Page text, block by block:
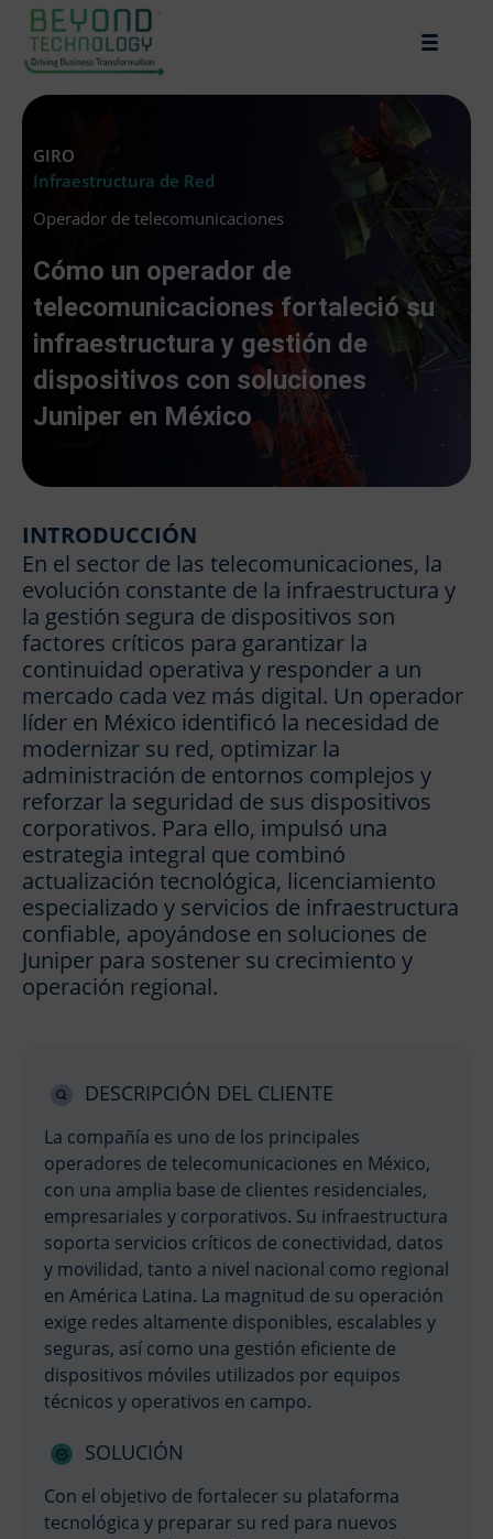
GIRO
Infraestructura de Red
Operador de telecomunicaciones
Cómo un operador de
telecomunicaciones fortaleció su
infraestructura y gestión de
dispositivos con soluciones
Juniper en México
INTRODUCCIÓN
En el sector de las telecomunicaciones, la
evolución constante de la infraestructura y
la gestión segura de dispositivos son
factores críticos para garantizar la
continuidad operativa y responder a un
mercado cada vez más digital. Un operador
líder en México identificó la necesidad de
modernizar su red, optimizar la
administración de entornos complejos y
reforzar la seguridad de sus dispositivos
corporativos. Para ello, impulsó una
estrategia integral que combinó
actualización tecnológica, licenciamiento
especializado y servicios de infraestructura
confiable, apoyándose en soluciones de
Juniper para sostener su crecimiento y
operación regional.
DESCRIPCIÓN DEL CLIENTE
La compañía es uno de los principales
operadores de telecomunicaciones en México,
con una amplia base de clientes residenciales,
empresariales y corporativos. Su infraestructura
soporta servicios críticos de conectividad, datos
y movilidad, tanto a nivel nacional como regional
en América Latina. La magnitud de su operación
exige redes altamente disponibles, escalables y
seguras, así como una gestión eficiente de
dispositivos móviles utilizados por equipos
técnicos y operativos en campo.
SOLUCIÓN
Con el objetivo de fortalecer su plataforma
tecnológica y preparar su red para nuevos